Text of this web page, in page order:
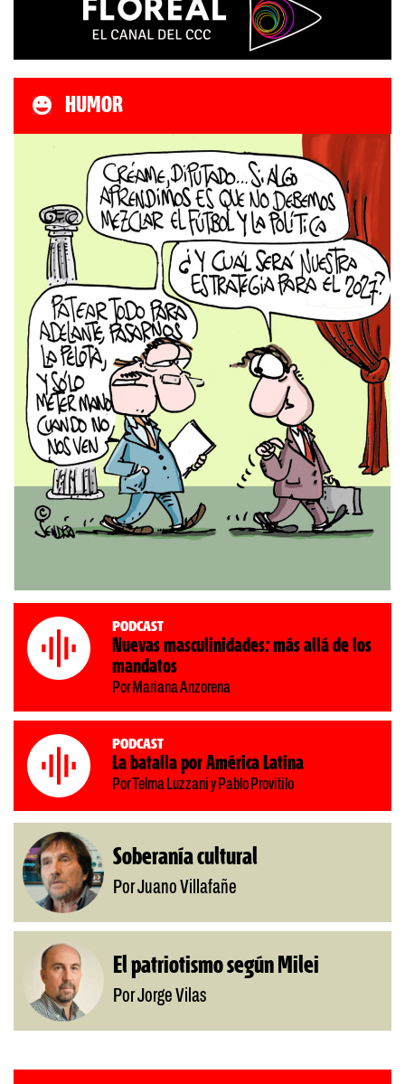
HUMOR
Podcast
Nuevas masculinidades: más allá de los
mandatos
Por Mariana Anzorena
Podcast
La batalla por América Latina
Por Telma Luzzani y Pablo Provitilo
Soberanía cultural
Por Juano Villafañe
El patriotismo según Milei
Por Jorge Vilas